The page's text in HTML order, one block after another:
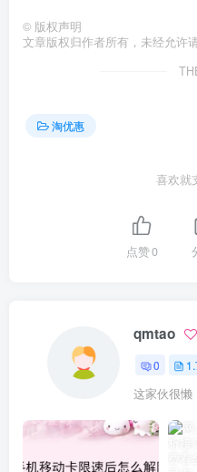
© 版权声明
文章版权归作者所有，未经允许请
淘优惠
喜欢就
点赞0
qmtao
0
这家伙很懒